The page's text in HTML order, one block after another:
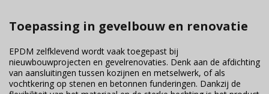
Toepassing in gevelbouw en renovatie
EPDM zelfklevend wordt vaak toegepast bij
nieuwbouwprojecten en gevelrenovaties. Denk aan de afdichting
van aansluitingen tussen kozijnen en metselwerk, of als
vochtkering op stenen en betonnen funderingen. Dankzij de